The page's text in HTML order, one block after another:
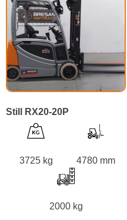
Still RX20-20P
3725 kg 4780 mm
2000 kg